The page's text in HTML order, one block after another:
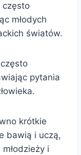
często
młodych
światów.
pytania
krótkie
bawią i uczą,
i